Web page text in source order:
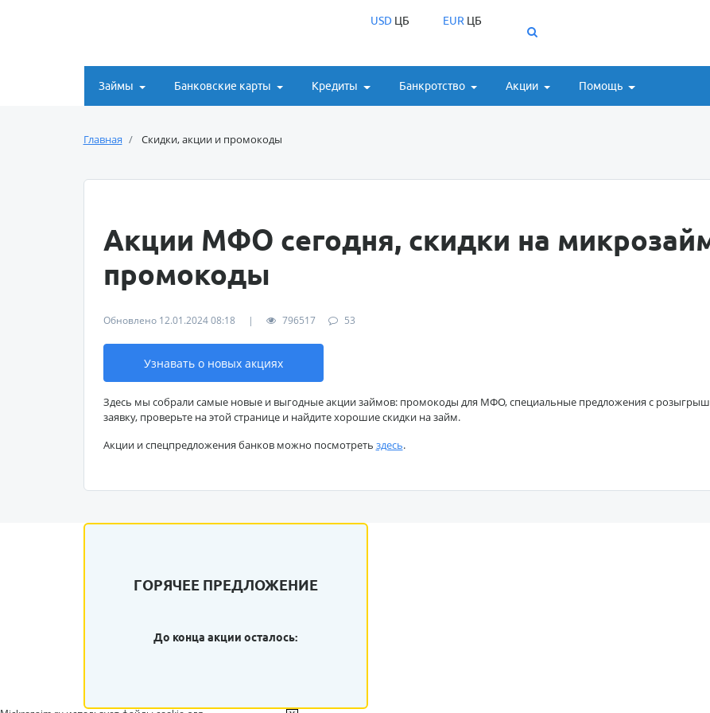
USDЦБ EUR ЦБ
Займы Банковские карты Кредиты Банкротство Акции Помощь
Главная Скидки, акции и промокоды
Акции МФО сегодня, скидки на
промокоды
Обновлено 12.01.2024 08:18 | 796517 53
Узнавать о новых акциях
Здесь мы собрали самые новые и выгодные акции займов: промокоды для МФО, специальные предложения с
заявку, проверьте на этой странице и найдите хорошие скидки на займ.
Акции и спецпредложения банков можно посмотреть здесь.
ГОРЯЧЕЕ ПРЕДЛОЖЕНИЕ
До конца акции осталось: